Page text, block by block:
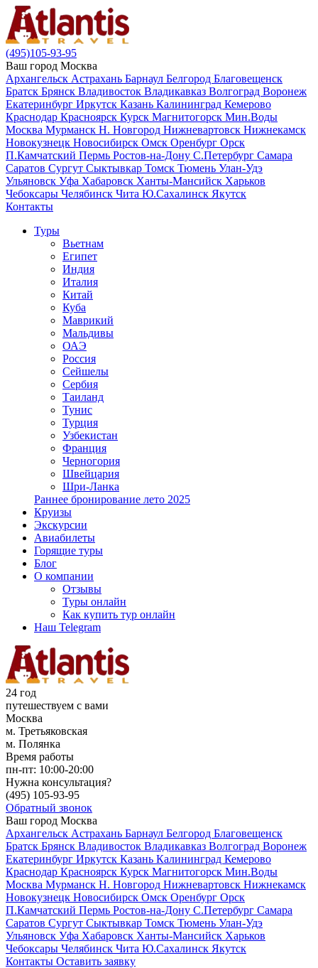
(495)105-93-95
Ваш город Москва
Архангельск Астрахань Барнаул Белгород Благовещенск
Братск Брянск Владивосток Владикавказ Волгоград Воронеж
Екатеринбург Иркутск Казань Калининград Кемерово
Краснодар Красноярск Курск Магнитогорск Мин.Воды
Москва Мурманск Н. Новгород Нижневартовск Нижнекамск
Новокузнецк Новосибирск Омск Оренбург Орск
П.Камчатский Пермь Ростов-на-Дону С.Петербург Самара
Саратов Сургут Сыктывкар Томск Тюмень Улан-Удэ
Ульяновск Уфа Хабаровск Ханты-Мансийск Харьков
Чебоксары Челябинск Чита Ю.Сахалинск Якутск
Контакты
Туры
Вьетнам
Египет
Индия
Италия
Китай
Куба
Маврикий
Мальдивы
ОАЭ
Россия
Сейшелы
Сербия
Таиланд
Тунис
Турция
Узбекистан
Франция
Черногория
Швейцария
Шри-Ланка
Раннее бронирование лето 2025
Круизы
Экскурсии
Авиабилеты
Горящие туры
Блог
О компании
Отзывы
Туры онлайн
Как купить тур онлайн
Наш Telegram
24 год
путешествуем с вами
Москва
м. Третьяковская
м. Полянка
Время работы
пн-пт: 10:00-20:00
Нужна консультация?
(495) 105-93-95
Обратный звонок
Ваш город Москва
Архангельск Астрахань Барнаул Белгород Благовещенск
Братск Брянск Владивосток Владикавказ Волгоград Воронеж
Екатеринбург Иркутск Казань Калининград Кемерово
Краснодар Красноярск Курск Магнитогорск Мин.Воды
Москва Мурманск Н. Новгород Нижневартовск Нижнекамск
Новокузнецк Новосибирск Омск Оренбург Орск
П.Камчатский Пермь Ростов-на-Дону С.Петербург Самара
Саратов Сургут Сыктывкар Томск Тюмень Улан-Удэ
Ульяновск Уфа Хабаровск Ханты-Мансийск Харьков
Чебоксары Челябинск Чита Ю.Сахалинск Якутск
Контакты Оставить заявку